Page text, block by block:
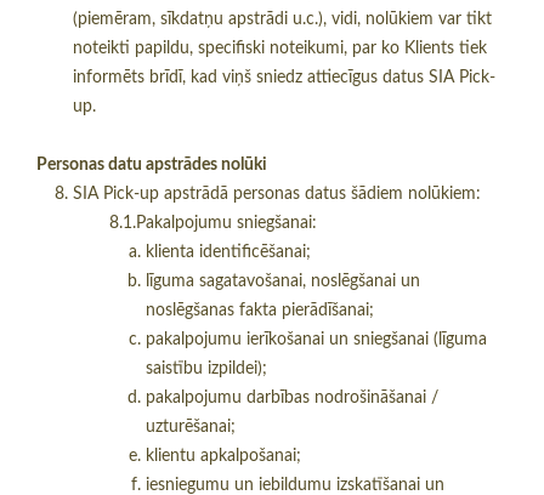
(piemēram, sīkdatņu apstrādi u.c.), vidi, nolūkiem var tikt
noteikti papildu, specifiski noteikumi, par ko Klients tiek
informēts brīdī, kad viņš sniedz attiecīgus datus SIA Pick-
up.
Personas datu apstrādes nolūki
SIA Pick-up apstrādā personas datus šādiem nolūkiem:​
8.1.Pakalpojumu sniegšanai:
klienta identificēšanai;
līguma sagatavošanai, noslēgšanai un
noslēgšanas fakta pierādīšanai;
pakalpojumu ierīkošanai un sniegšanai (līguma
saistību izpildei);
pakalpojumu darbības nodrošināšanai /
uzturēšanai;
klientu apkalpošanai;
iesniegumu un iebildumu izskatīšanai un